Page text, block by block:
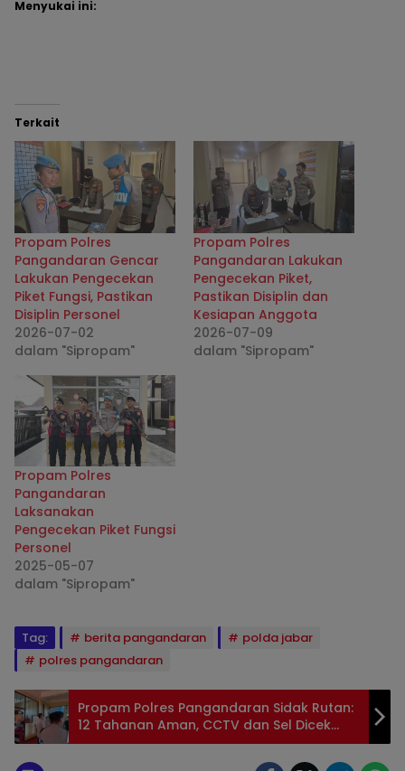
Menyukai ini:
Terkait
Propam Polres
Pangandaran Gencar
Lakukan Pengecekan
Piket Fungsi, Pastikan
Disiplin Personel
2026-07-02
dalam "Sipropam"
Propam Polres
Pangandaran Lakukan
Pengecekan Piket,
Pastikan Disiplin dan
Kesiapan Anggota
2026-07-09
dalam "Sipropam"
Propam Polres
Pangandaran
Laksanakan
Pengecekan Piket Fungsi
Personel
2025-05-07
dalam "Sipropam"
Tag: berita pangandaran
polda jabar
polres pangandaran
Propam Polres Pangandaran Sidak Rutan:
12 Tahanan Aman, CCTV dan Sel Dicek
Ketat